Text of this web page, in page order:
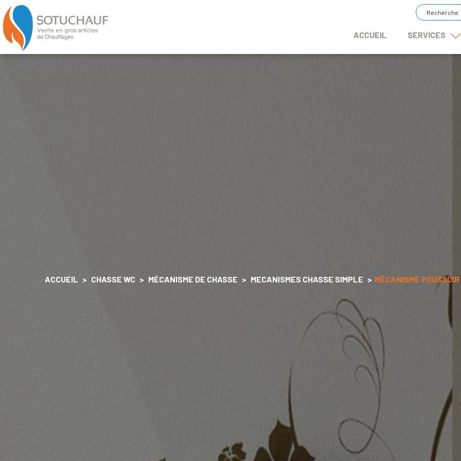
ACCUEIL SERVICES
ACCUEIL CHASSE WC MÉCANISME DE CHASSE MECANISMES CHASSE SIMPLE MÉCANISME